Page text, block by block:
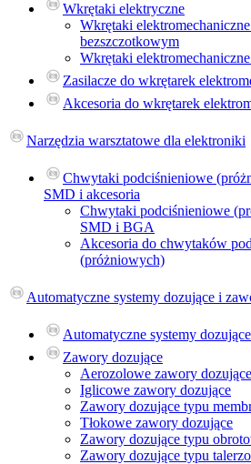
Wkrętaki elektryczne
Wkrętaki
bezszczotkowym
Wkrętaki
Zasilacze do wkrętarek
Akcesoria do wkrętarek
Narzędzia warsztatowe dla elektroniki
Chwytaki podciśnieniowe
SMD i akcesoria
Chwytaki podciśnieniowe
SMD i BGA
Akcesoria do сhwytaków
(próżniowych)
Automatyczne systemy dozujące i
Automatyczne systemy dozujące
Zawory dozujące
Aerozolowe zawory dozujące
Iglicowe zawory dozujące
Zawory dozujące typu
Tłokowe zawory dozujące
Zawory dozujące typu
Zawory dozujące typu